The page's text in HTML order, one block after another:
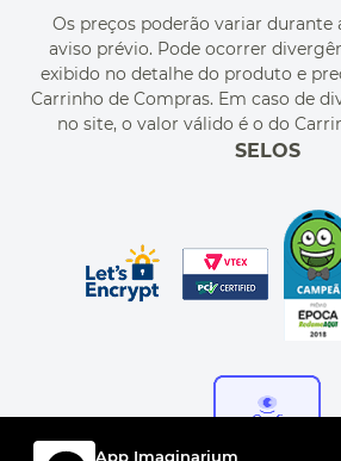
MEU CADASTRO
MEU PEDIDO
CUPONS DE
Os preços poderão variar durante
aviso prévio. Pode ocorrer
exibido no detalhe do produto e
Carrinho de Compras. Em caso de
no site, o valor válido é o do
SELOS
App Imaginarium